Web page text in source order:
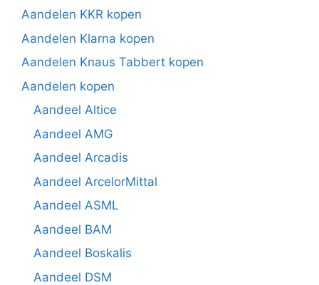
Aandelen KKR kopen
Aandelen Klarna kopen
Aandelen Knaus Tabbert kopen
Aandelen kopen
Aandeel Altice
Aandeel AMG
Aandeel Arcadis
Aandeel ArcelorMittal
Aandeel ASML
Aandeel BAM
Aandeel Boskalis
Aandeel DSM